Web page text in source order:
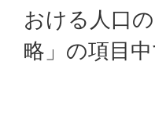
おける人口
略」の項目